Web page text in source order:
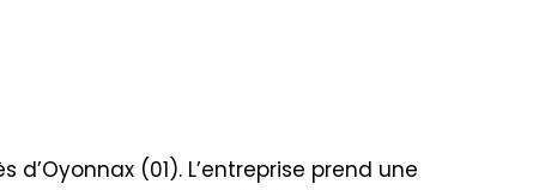
(01). L’entreprise prend une